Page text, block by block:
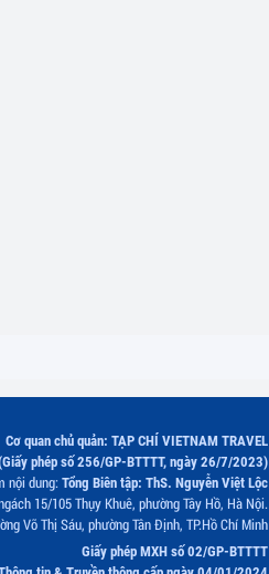
Cơ quan chủ quản: TẠP CHÍ VIETNAM TRAVEL
phép số 256/GP-BTTTT, ngày 26/7/2023)
nội dung:Tổng Biên tập: ThS. Nguyễn Việt Lộc
15/105 Thụy Khuê, phường Tây Hồ, Hà Nội.
Võ Thị Sáu, phường Tân Định, TP.Hồ Chí Minh
Giấy phép MXH số 02/GP-BTTTT